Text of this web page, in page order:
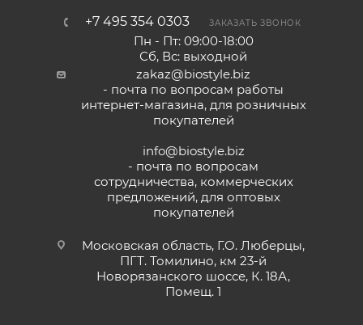
+7 495 354 0303 ЗАКАЗАТЬ ЗВОНОК
Пн - Пт: 09:00-18:00
Сб, Вс: выходной
zakaz@biostyle.biz
- почта по вопросам работы
интернет-магазина, для розничных
покупателей
info@biostyle.biz
- почта по вопросам
сотрудничества, коммерческих
предложений, для оптовых
покупателей
Московская область, Г.О. Люберцы,
ПГТ. Томилино, км 23-й
Новорязанского шоссе, К. 18А,
Помещ. 1